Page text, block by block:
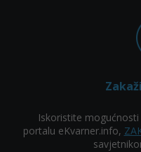
Iskoristite
portalu eKvarner.info,